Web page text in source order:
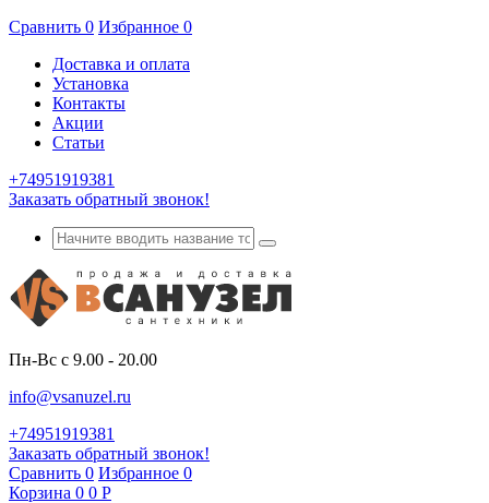
Сравнить 0 Избранное 0
Доставка и оплата
Установка
Контакты
Акции
Статьи
+74951919381
Заказать обратный звонок!
Пн-Вс с 9.00 - 20.00
info@vsanuzel.ru
+74951919381
Заказать обратный звонок!
Сравнить 0 Избранное 0
Корзина 0 0 Р